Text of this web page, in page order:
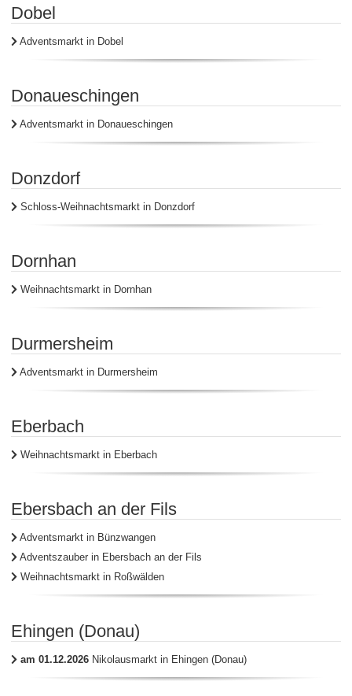
Dobel
Adventsmarkt in Dobel
Donaueschingen
Adventsmarkt in Donaueschingen
Donzdorf
Schloss-Weihnachtsmarkt in Donzdorf
Dornhan
Weihnachtsmarkt in Dornhan
Durmersheim
Adventsmarkt in Durmersheim
Eberbach
Weihnachtsmarkt in Eberbach
Ebersbach an der Fils
Adventsmarkt in Bünzwangen
Adventszauber in Ebersbach an der Fils
Weihnachtsmarkt in Roßwälden
Ehingen (Donau)
am 01.12.2026 Nikolausmarkt in Ehingen (Donau)